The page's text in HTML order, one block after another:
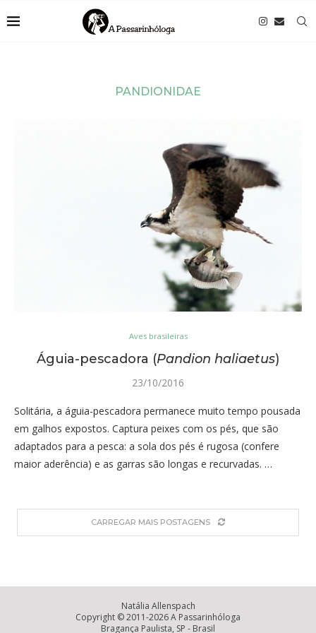
PANDIONIDAE
Aves brasileiras
Águia-pescadora (Pandion haliaetus)
23/10/2016
Solitária, a águia-pescadora permanece muito tempo pousada
em galhos expostos. Captura peixes com os pés, que são
adaptados para a pesca: a sola dos pés é rugosa (confere
maior aderência) e as garras são longas e recurvadas. …
CARREGAR MAIS POSTAGENS
Natália Allenspach
Copyright © 2011-2026 A Passarinhóloga
Bragança Paulista, SP - Brasil